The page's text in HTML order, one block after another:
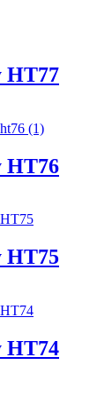
HT77
HT76
HT75
HT74